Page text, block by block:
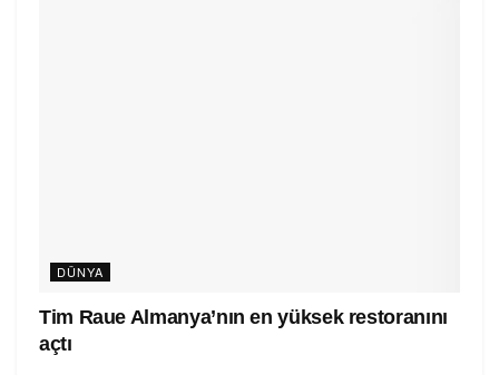
DÜNYA
Tim Raue Almanya’nın en yüksek restoranını
açtı